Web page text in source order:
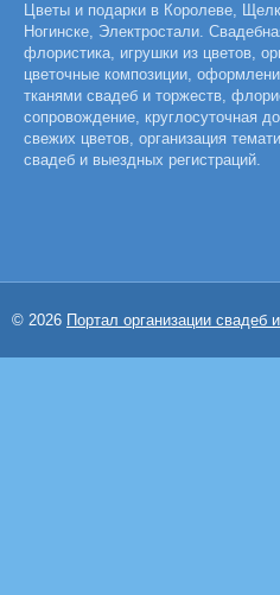
Цветы и подарки в Королеве,
Ногинске, Электростали.
флористика, игрушки из цветов,
цветочные композиции,
тканями свадеб и торжеств,
сопровождение, круглосуточная
свежих цветов, организация
свадеб и выездных регистраций.
© 2026 Портал организации